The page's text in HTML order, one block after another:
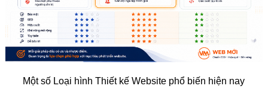
Một số Loại hình Thiết kế Website phổ biến hiện nay